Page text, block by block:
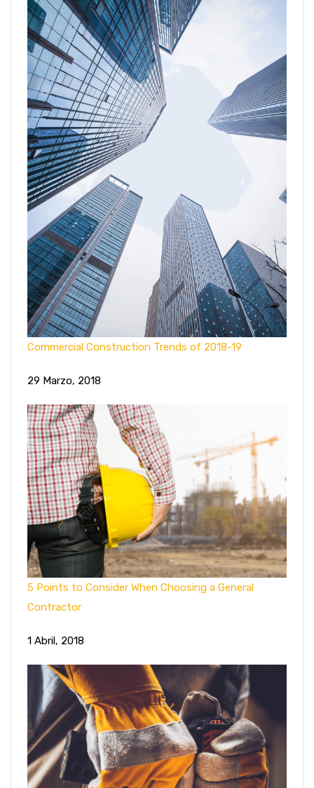
Commercial Construction Trends of 2018-19
29 Marzo, 2018
5 Points to Consider When Choosing a General
Contractor
1 Abril, 2018